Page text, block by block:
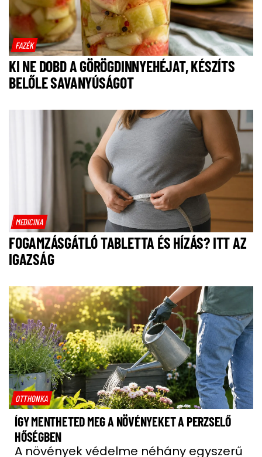
FAZÉK
KI NE DOBD A GÖRÖGDINNYEHÉJAT, KÉSZÍTS
BELŐLE SAVANYÚSÁGOT
MEDICINA
FOGAMZÁSGÁTLÓ TABLETTA ÉS HÍZÁS? ITT AZ
IGAZSÁG
OTTHONKA
ÍGY MENTHETED MEG A NÖVÉNYEKET A PERZSELŐ
HŐSÉGBEN
A növények védelme néhány egyszerű